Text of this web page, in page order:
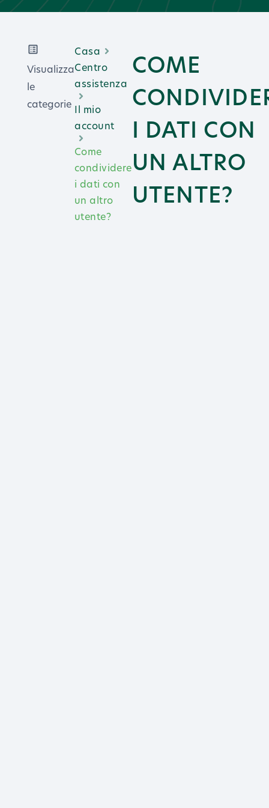
Visualizza
le
categorie
Casa
Centro
assistenza
Il mio
account
Come
condividere
i dati con
un altro
utente?
COME
I DATI CON
UN ALTRO
UTENTE?